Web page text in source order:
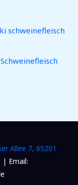
Allee 7, 65201
| Email: